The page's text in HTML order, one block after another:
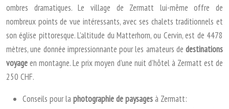
ombres dramatiques. Le village de Zermatt lui-même offre de
nombreux points de vue intéressants, avec ses chalets traditionnels et
son église pittoresque. L’altitude du Matterhorn, ou Cervin, est de 4478
mètres, une donnée impressionnante pour les amateurs de destinations
voyageen montagne. Le prix moyen d’une nuit d’hôtel à Zermatt est de
250 CHF.
Conseils pour la photographie de paysagesà Zermatt: